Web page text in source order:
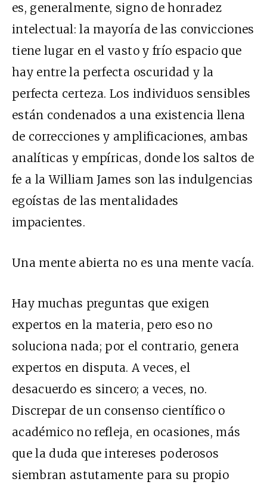
es, generalmente, signo de honradez
intelectual: la mayoría de las convicciones
tiene lugar en el vasto y frío espacio que
hay entre la perfecta oscuridad y la
perfecta certeza. Los individuos sensibles
están condenados a una existencia llena
de correcciones y amplificaciones, ambas
analíticas y empíricas, donde los saltos de
fe a la William James son las indulgencias
egoístas de las mentalidades
impacientes.
Una mente abierta no es una mente vacía.
Hay muchas preguntas que exigen
expertos en la materia, pero eso no
soluciona nada; por el contrario, genera
expertos en disputa. A veces, el
desacuerdo es sincero; a veces, no.
Discrepar de un consenso científico o
académico no refleja, en ocasiones, más
que la duda que intereses poderosos
siembran astutamente para su propio